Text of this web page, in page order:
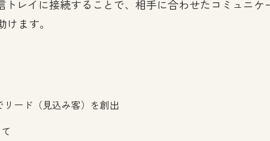
レイに接続することで、相手に合わせたコミュニケ
ます。
ード（見込み客）を創出